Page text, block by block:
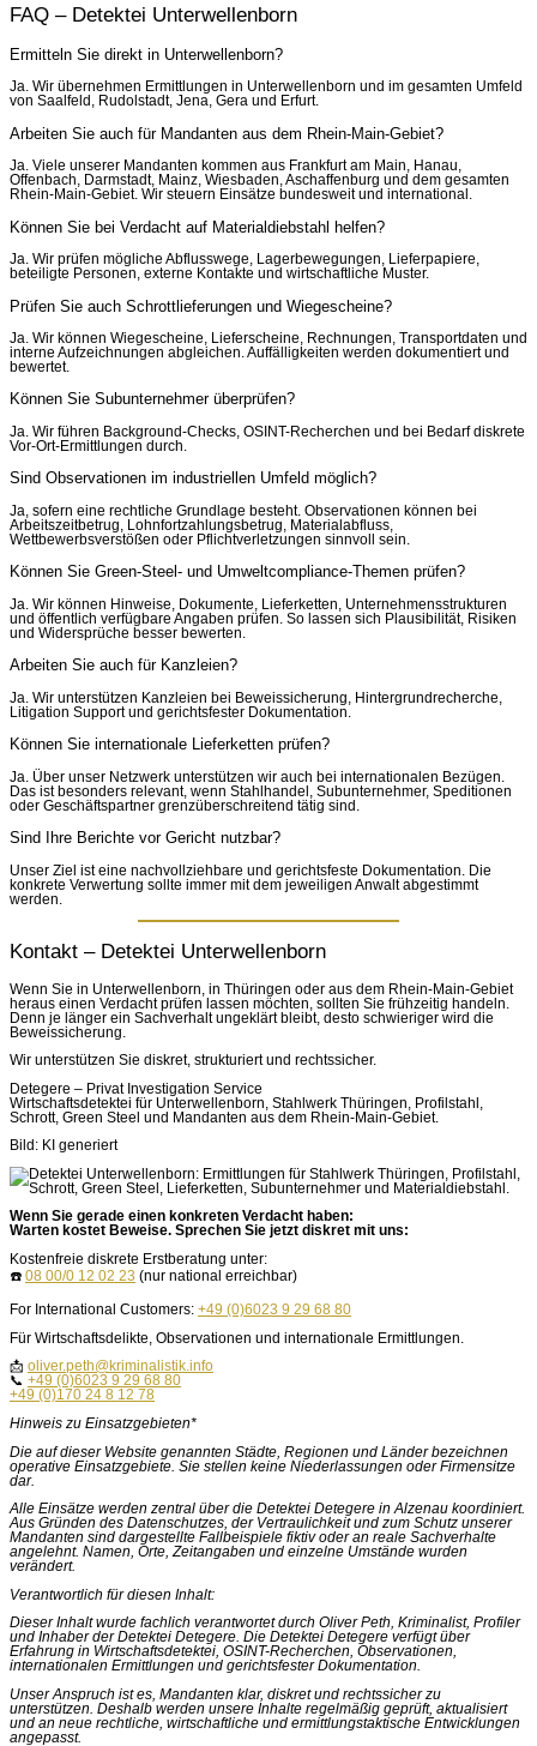
FAQ – Detektei Unterwellenborn
Ermitteln Sie direkt in Unterwellenborn?
Ja. Wir übernehmen Ermittlungen in Unterwellenborn und im gesamten Umfeld
von Saalfeld, Rudolstadt, Jena, Gera und Erfurt.
Arbeiten Sie auch für Mandanten aus dem Rhein-Main-Gebiet?
Ja. Viele unserer Mandanten kommen aus Frankfurt am Main, Hanau,
Offenbach, Darmstadt, Mainz, Wiesbaden, Aschaffenburg und dem gesamten
Rhein-Main-Gebiet. Wir steuern Einsätze bundesweit und international.
Können Sie bei Verdacht auf Materialdiebstahl helfen?
Ja. Wir prüfen mögliche Abflusswege, Lagerbewegungen, Lieferpapiere,
beteiligte Personen, externe Kontakte und wirtschaftliche Muster.
Prüfen Sie auch Schrottlieferungen und Wiegescheine?
Ja. Wir können Wiegescheine, Lieferscheine, Rechnungen, Transportdaten und
interne Aufzeichnungen abgleichen. Auffälligkeiten werden dokumentiert und
bewertet.
Können Sie Subunternehmer überprüfen?
Ja. Wir führen Background-Checks, OSINT-Recherchen und bei Bedarf diskrete
Vor-Ort-Ermittlungen durch.
Sind Observationen im industriellen Umfeld möglich?
Ja, sofern eine rechtliche Grundlage besteht. Observationen können bei
Arbeitszeitbetrug, Lohnfortzahlungsbetrug, Materialabfluss,
Wettbewerbsverstößen oder Pflichtverletzungen sinnvoll sein.
Können Sie Green-Steel- und Umweltcompliance-Themen prüfen?
Ja. Wir können Hinweise, Dokumente, Lieferketten, Unternehmensstrukturen
und öffentlich verfügbare Angaben prüfen. So lassen sich Plausibilität, Risiken
und Widersprüche besser bewerten.
Arbeiten Sie auch für Kanzleien?
Ja. Wir unterstützen Kanzleien bei Beweissicherung, Hintergrundrecherche,
Litigation Support und gerichtsfester Dokumentation.
Können Sie internationale Lieferketten prüfen?
Ja. Über unser Netzwerk unterstützen wir auch bei internationalen Bezügen.
Das ist besonders relevant, wenn Stahlhandel, Subunternehmer, Speditionen
oder Geschäftspartner grenzüberschreitend tätig sind.
Sind Ihre Berichte vor Gericht nutzbar?
Unser Ziel ist eine nachvollziehbare und gerichtsfeste Dokumentation. Die
konkrete Verwertung sollte immer mit dem jeweiligen Anwalt abgestimmt
werden.
Kontakt – Detektei Unterwellenborn
Wenn Sie in Unterwellenborn, in Thüringen oder aus dem Rhein-Main-Gebiet
heraus einen Verdacht prüfen lassen möchten, sollten Sie frühzeitig handeln.
Denn je länger ein Sachverhalt ungeklärt bleibt, desto schwieriger wird die
Beweissicherung.
Wir unterstützen Sie diskret, strukturiert und rechtssicher.
Detegere – Privat Investigation Service
Wirtschaftsdetektei für Unterwellenborn, Stahlwerk Thüringen, Profilstahl,
Schrott, Green Steel und Mandanten aus dem Rhein-Main-Gebiet.
Bild: KI generiert
Wenn Sie gerade einen konkreten Verdacht haben:
Warten kostet Beweise. Sprechen Sie jetzt diskret mit uns:
Kostenfreie diskrete Erstberatung unter:
☎️ 08 00/0 12 02 23 (nur national erreichbar)
For International Customers: +49 (0)6023 9 29 68 80
Für Wirtschaftsdelikte, Observationen und internationale Ermittlungen.
📩 oliver.peth@kriminalistik.info
📞 +49 (0)6023 9 29 68 80
+49 (0)170 24 8 12 78
Hinweis zu Einsatzgebieten*
Die auf dieser Website genannten Städte, Regionen und Länder bezeichnen
operative Einsatzgebiete. Sie stellen keine Niederlassungen oder Firmensitze
dar.
Alle Einsätze werden zentral über die Detektei Detegere in Alzenau koordiniert.
Aus Gründen des Datenschutzes, der Vertraulichkeit und zum Schutz unserer
Mandanten sind dargestellte Fallbeispiele fiktiv oder an reale Sachverhalte
angelehnt. Namen, Orte, Zeitangaben und einzelne Umstände wurden
verändert.
Verantwortlich für diesen Inhalt:
Dieser Inhalt wurde fachlich verantwortet durch Oliver Peth, Kriminalist, Profiler
und Inhaber der Detektei Detegere. Die Detektei Detegere verfügt über
Erfahrung in Wirtschaftsdetektei, OSINT-Recherchen, Observationen,
internationalen Ermittlungen und gerichtsfester Dokumentation.
Unser Anspruch ist es, Mandanten klar, diskret und rechtssicher zu
unterstützen. Deshalb werden unsere Inhalte regelmäßig geprüft, aktualisiert
und an neue rechtliche, wirtschaftliche und ermittlungstaktische Entwicklungen
angepasst.